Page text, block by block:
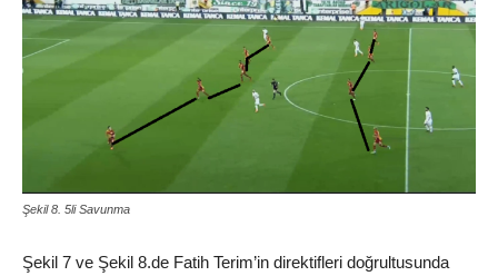
Şekil 8. 5li Savunma
Şekil 7 ve Şekil 8.de Fatih Terim’in direktifleri doğrultusunda